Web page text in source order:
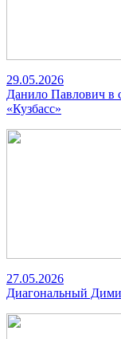
29.05.2026
Данило Павлович в
«Кузбасс»
27.05.2026
Диагональный